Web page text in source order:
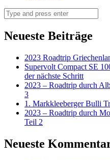
Search
Neueste Beiträge
2023 Roadtrip
Supervolt Compact SE
der nächste Schritt
2023 – Roadtrip durch
3
1. Markkleeberger Bulli
2023 – Roadtrip durch
Teil 2
Neueste